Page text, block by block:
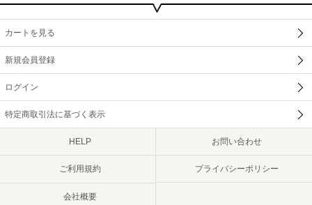
カートを見る
新規会員登録
ログイン
特定商取引法に基づく表示
HELP お問い合わせ
ご利用規約 プライバシーポリシー
会社概要